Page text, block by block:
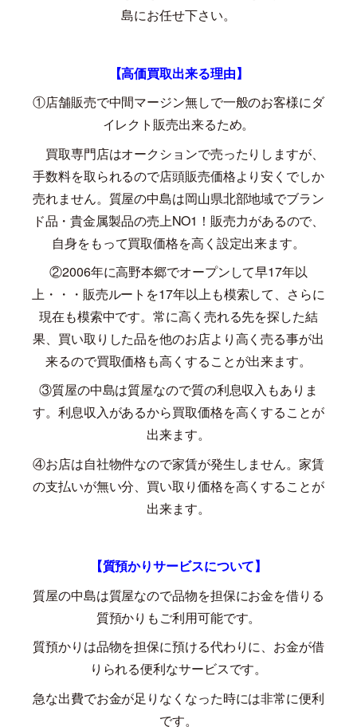
島にお任せ下さい。
【高価買取出来る理由】
①店舗販売で中間マージン無しで一般のお客様にダ
イレクト販売出来るため。
買取専門店はオークションで売ったりしますが、
手数料を取られるので店頭販売価格より安くでしか
売れません。質屋の中島は岡山県北部地域でブラン
ド品・貴金属製品の売上NO1 ！販売力があるので、
自身をもって買取価格を高く設定出来ます。
②2006年に高野本郷でオープンして早17年以
上・・・販売ルートを17年以上も模索して、さらに
現在も模索中です。常に高く売れる先を探した結
果、買い取りした品を他のお店より高く売る事が出
来るので買取価格も高くすることが出来ます。
③質屋の中島は質屋なので質の利息収入もありま
す。利息収入があるから買取価格を高くすることが
出来ます。
④お店は自社物件なので家賃が発生しません。家賃
の支払いが無い分、買い取り価格を高くすることが
出来ます。
【質預かりサービスについて】
質屋の中島は質屋なので品物を担保にお金を借りる
質預かりもご利用可能です。
質預かりは品物を担保に預ける代わりに、お金が借
りられる便利なサービスです。
急な出費でお金が足りなくなった時には非常に便利
です。